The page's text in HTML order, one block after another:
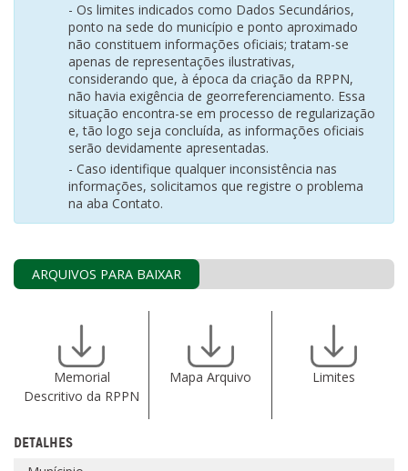
- Os limites indicados como Dados Secundários,
ponto na sede do município e ponto aproximado
não constituem informações oficiais; tratam-se
apenas de representações ilustrativas,
considerando que, à época da criação da RPPN,
não havia exigência de georreferenciamento. Essa
situação encontra-se em processo de regularização
e, tão logo seja concluída, as informações oficiais
serão devidamente apresentadas.
- Caso identifique qualquer inconsistência nas
informações, solicitamos que registre o problema
na aba Contato.
ARQUIVOS PARA BAIXAR
Memorial
Descritivo da RPPN
Mapa Arquivo Limites
DETALHES